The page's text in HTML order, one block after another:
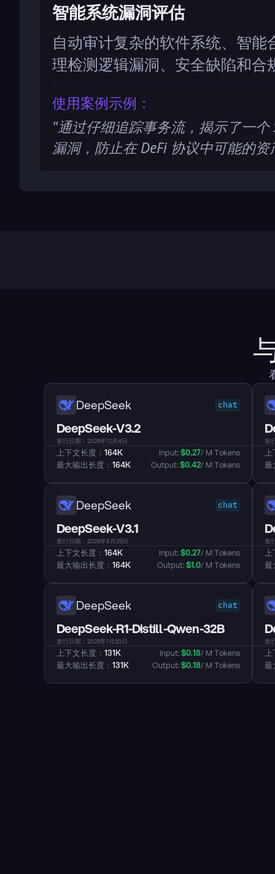
智能系统漏洞评估
自动审计复杂的软件系统、智
理检测逻辑漏洞、安全缺陷和合
使用案例示例：
"通过仔细追踪事务流，揭示了一
漏洞，防止在 DeFi 协议中可能的
DeepSeek chat
DeepSeek-V3.2
发行日期：2025年12月4日
上下文长度： 164K
最大输出长度： 164K
Input: $0.27/ M Tokens
Output: $0.42/ M Tokens
发
上
最
DeepSeek chat
DeepSeek-V3.1
发行日期：2025年8月25日
上下文长度： 164K
最大输出长度： 164K
Input: $0.27/ M Tokens
Output: $1.0/ M Tokens
发
上
最
DeepSeek chat
DeepSeek-R1-Distill-Qwen-32B
发行日期：2025年1月20日
上下文长度： 131K
最大输出长度： 131K
Input: $0.18/ M Tokens
Output: $0.18/ M Tokens
发
上
最